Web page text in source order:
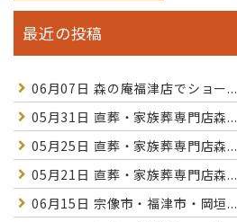
最近の投稿
06月07日 森の庵福津店でショー...
05月31日 直葬・家族葬専門店森...
05月25日 直葬・家族葬専門店森...
05月21日 直葬・家族葬専門店森...
06月15日 宗像市・福津市・岡垣...